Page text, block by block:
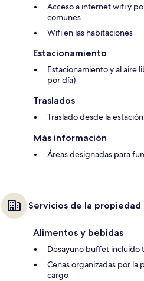
Acceso a internet wifi y
comunes
Wifi en las habitaciones
Estacionamiento
Estacionamiento y al aire
por día)
Traslados
Traslado desde la
Más información
Áreas designadas para
Servicios de la propiedad
Alimentos y bebidas
Desayuno buffet incluido
Cenas organizadas por la
cargo